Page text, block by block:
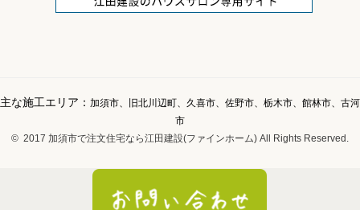
主な施工エリア： 加須市、旧北川辺町、久喜市、佐野市、栃木市、館林市、古河
市
© 2017 加須市で注文住宅なら江田建設(ファインホーム) All Rights Reserved.